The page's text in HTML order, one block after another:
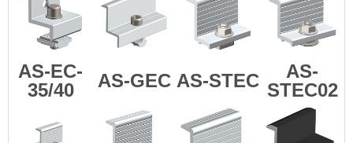
AS-EC-
35/40
AS-GEC AS-STEC
AS-
STEC02